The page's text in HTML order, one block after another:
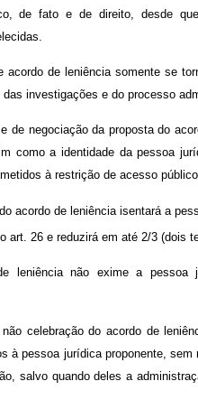
de fato e de direito, desde
acordo de leniência somente se
investigações e do processo
de negociação da proposta do
como a identidade da pessoa
à restrição de acesso
acordo de leniência isentará a
art. 26 e reduzirá em até 2/3 (dois
leniência não exime a pessoa
celebração do acordo de
à pessoa jurídica proponente,
salvo quando deles a